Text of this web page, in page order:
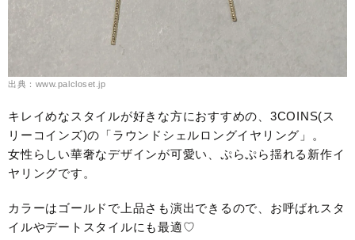
出典：www.palcloset.jp
キレイめなスタイルが好きな方におすすめの、3COINS(ス
リーコインズ)の「ラウンドシェルロングイヤリング」。
女性らしい華奢なデザインが可愛い、ぷらぷら揺れる新作イ
ヤリングです。
カラーはゴールドで上品さも演出できるので、お呼ばれスタ
イルやデートスタイルにも最適♡